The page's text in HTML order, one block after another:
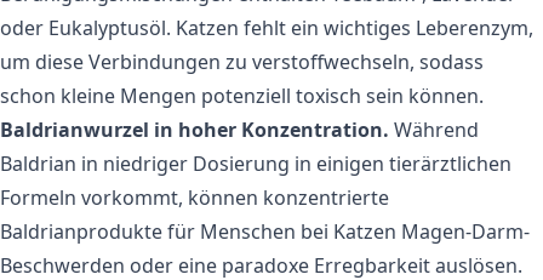
oder Eukalyptusöl. Katzen fehlt ein wichtiges Leberenzym,
um diese Verbindungen zu verstoffwechseln, sodass
schon kleine Mengen potenziell toxisch sein können.
Baldrianwurzel in hoher Konzentration. Während
Baldrian in niedriger Dosierung in einigen tierärztlichen
Formeln vorkommt, können konzentrierte
Baldrianprodukte für Menschen bei Katzen Magen-Darm-
Beschwerden oder eine paradoxe Erregbarkeit auslösen.